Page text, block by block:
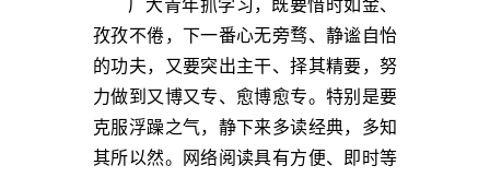
广大青年抓学习，既要惜时如金、
孜孜不倦，下一番心无旁骛、静谧自怡
的功夫，又要突出主干、择其精要，努
力做到又博又专、愈博愈专。特别是要
克服浮躁之气，静下来多读经典，多知
其所以然。网络阅读具有方便、即时等